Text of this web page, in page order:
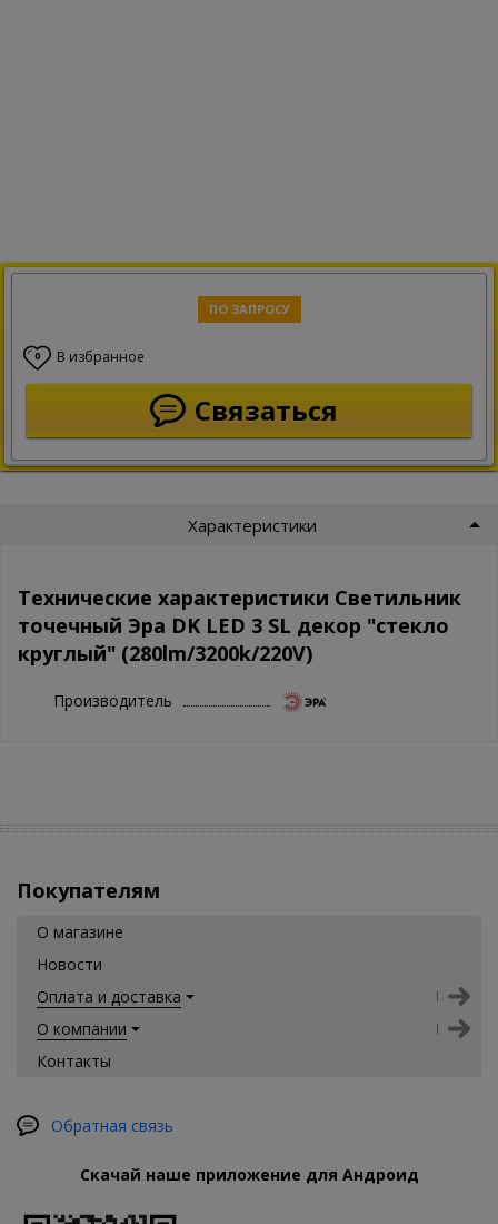
ПО ЗАПРОСУ
0 В избранное
Связаться
Характеристики
Технические характеристики Светильник
точечный Эра DK LED 3 SL декор "стекло
круглый" (280lm/3200k/220V)
Производитель
Покупателям
О магазине
Новости
Оплата и доставка
О компании
Контакты
Обратная связь
Скачай наше приложение для Андроид